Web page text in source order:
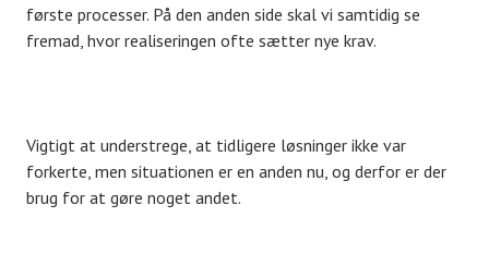
første processer. På den anden side skal vi samtidig se
fremad, hvor realiseringen ofte sætter nye krav.
Vigtigt at understrege, at tidligere løsninger ikke var
forkerte, men situationen er en anden nu, og derfor er der
brug for at gøre noget andet.